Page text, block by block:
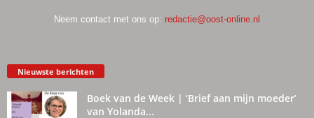
Neem contact met ons op: redactie@oost-online.nl
Nieuwste berichten
Boek van de Week | ‘Brief aan mijn moeder’
van Yolanda...